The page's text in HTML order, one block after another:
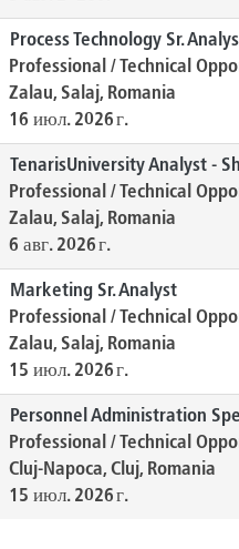
Process Technology Sr.
Professional / Technical
Zalau, Salaj, Romania
16 июл. 2026 г.
TenarisUniversity Analyst -
Professional / Technical
Zalau, Salaj, Romania
6 авг. 2026 г.
Marketing Sr. Analyst
Professional / Technical
Zalau, Salaj, Romania
15 июл. 2026 г.
Personnel Administration
Professional / Technical
Cluj-Napoca, Cluj, Romania
15 июл. 2026 г.